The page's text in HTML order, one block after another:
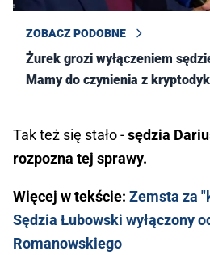
ZOBACZ PODOBNE
Żurek grozi wyłączeniem
Mamy do czynienia z
Tak też się stało -sędzia
rozpozna tej sprawy.
Więcej w tekście: Zemsta za
Sędzia Łubowski wyłączony
Romanowskiego